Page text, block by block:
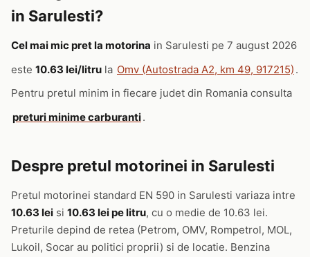
in Sarulesti?
Cel mai mic pret la motorina in Sarulesti pe 7 august 2026
este 10.63 lei/litru la Omv (Autostrada A2, km 49, 917215) .
Pentru pretul minim in fiecare judet din Romania consulta
preturi minime carburanti.
Despre pretul motorinei in Sarulesti
Pretul motorinei standard EN 590 in Sarulesti variaza intre
10.63 lei si 10.63 lei pe litru, cu o medie de 10.63 lei.
Preturile depind de retea (Petrom, OMV, Rompetrol, MOL,
Lukoil, Socar au politici proprii) si de locatie. Benzina